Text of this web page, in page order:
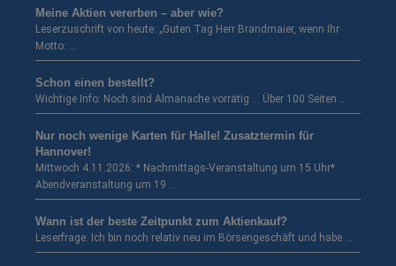
Meine Aktien vererben – aber wie?
Leserzuschrift von heute: „Guten Tag Herr Brandmaier, wenn Ihr
Motto: …
Schon einen bestellt?
Wichtige Info: Noch sind Almanache vorrätig … Über 100 Seiten …
Nur noch wenige Karten für Halle! Zusatztermin für
Hannover!
Mittwoch 4.11.2026: * Nachmittags-Veranstaltung um 15 Uhr*
Abendveranstaltung um 19 …
Wann ist der beste Zeitpunkt zum Aktienkauf?
Leserfrage: Ich bin noch relativ neu im Börsengeschäft und habe …